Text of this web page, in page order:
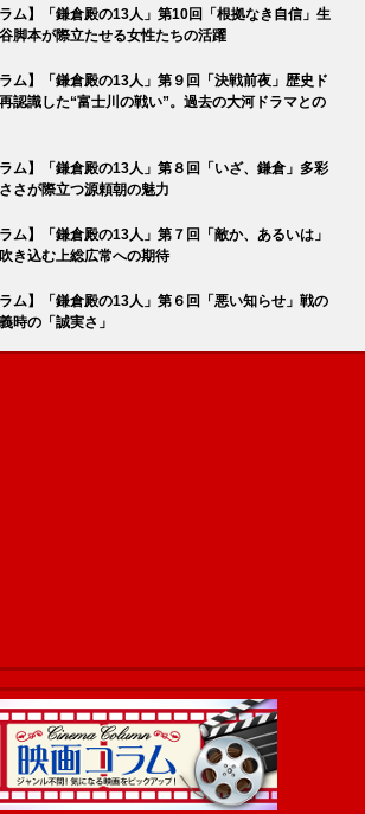
ラム】「鎌倉殿の13人」第10回「根拠なき自信」生
脚本が際立たせる女性たちの活躍
ラム】「鎌倉殿の13人」第９回「決戦前夜」歴史ド
認識した“富士川の戦い”。過去の大河ドラマとの
ラム】「鎌倉殿の13人」第８回「いざ、鎌倉」多彩
さが際立つ源頼朝の魅力
ム】「鎌倉殿の13人」第７回「敵か、あるいは」
き込む上総広常への期待
ラム】「鎌倉殿の13人」第６回「悪い知らせ」戦の
時の「誠実さ」